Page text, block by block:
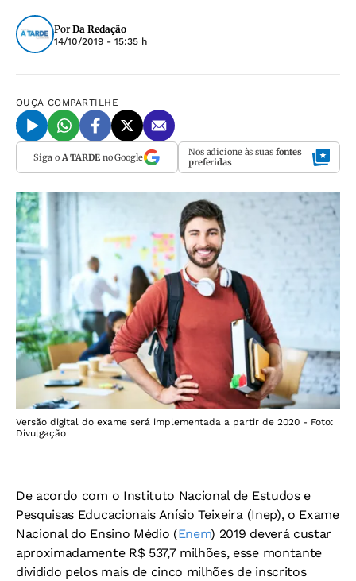
Por Da Redação
14/10/2019 - 15:35 h
OUÇA COMPARTILHE
Siga o A TARDEno Google Nos adicione às suas fontes
preferidas
Versão digital do exame será implementada a partir de 2020 - Foto:
Divulgação
De acordo com o Instituto Nacional de Estudos e
Pesquisas Educacionais Anísio Teixeira (Inep), o Exame
Nacional do Ensino Médio (Enem) 2019 deverá custar
aproximadamente R$ 537,7 milhões, esse montante
dividido pelos mais de cinco milhões de inscritos